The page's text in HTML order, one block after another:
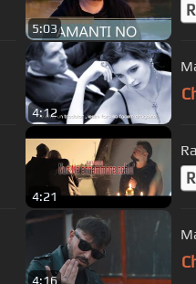
5:03
4:12
4:21
4:16